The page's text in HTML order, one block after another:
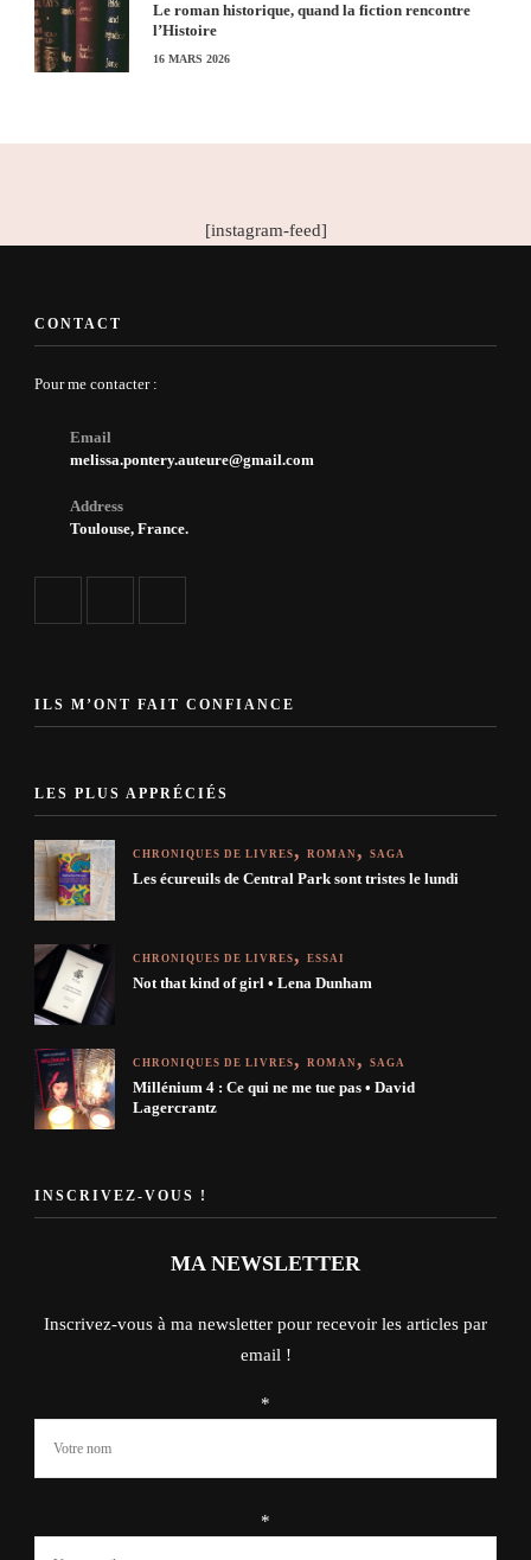
Le roman historique, quand la fiction rencontre
l’Histoire
16 MARS 2026
[instagram-feed]
CONTACT
Pour me contacter :
Email
melissa.pontery.auteure@gmail.com
Address
Toulouse, France.
ILS M’ONT FAIT CONFIANCE
LES PLUS APPRÉCIÉS
CHRONIQUES DE LIVRES ROMAN SAGA
Les écureuils de Central Park sont tristes le lundi
CHRONIQUES DE LIVRES ESSAI
Not that kind of girl • Lena Dunham
CHRONIQUES DE LIVRES ROMAN SAGA
Millénium 4 : Ce qui ne me tue pas • David
Lagercrantz
INSCRIVEZ-VOUS !
MA NEWSLETTER
Inscrivez-vous à ma newsletter pour recevoir les articles par
email !
*
*